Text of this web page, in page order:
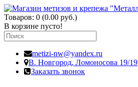
Товаров: 0 (0.00 руб.)
В корзине пусто!
metizi-nw@yandex.ru
В. Новгород, Ломоносова 19/19
Заказать звонок